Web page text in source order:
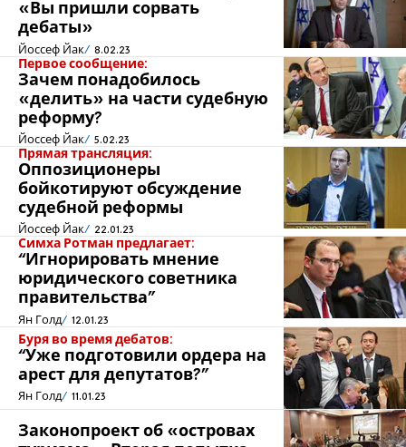
«Вы пришли сорвать
дебаты»
Йоссеф Йак 8.02.23
Первое сообщение:
Зачем понадобилось
«делить» на части судебную
реформу?
Йоссеф Йак 5.02.23
Прямая трансляция:
Оппозиционеры
бойкотируют обсуждение
судебной реформы
Йоссеф Йак 22.01.23
Симха Ротман предлагает:
“Игнорировать мнение
юридического советника
правительства”
Ян Голд 12.01.23
Буря во время дебатов:
“Уже подготовили ордера на
арест для депутатов?"
Ян Голд 11.01.23
Законопроект об «островах